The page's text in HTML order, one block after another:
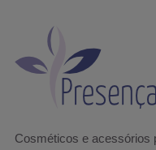
Cosméticos e acessórios